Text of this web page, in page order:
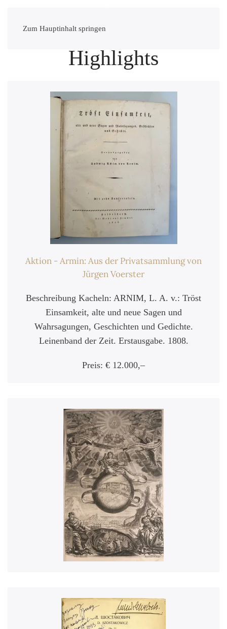
Zum Hauptinhalt springen
Highlights
Aktion - Armin: Aus der Privatsammlung von
Jürgen Voerster
Beschreibung Kacheln: ARNIM, L. A. v.: Tröst
Einsamkeit, alte und neue Sagen und
Wahrsagungen, Geschichten und Gedichte.
Leinenband der Zeit. Erstausgabe. 1808.
Preis: € 12.000,–